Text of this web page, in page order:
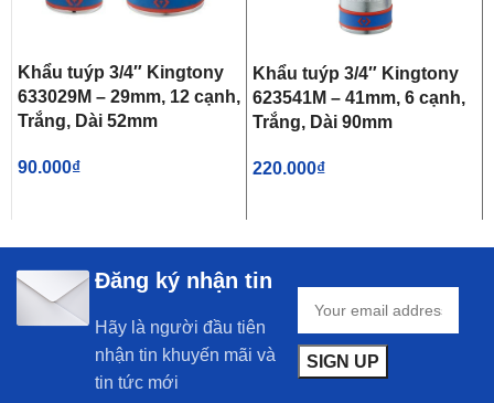
Khẩu tuýp 3/4″ Kingtony
633029M – 29mm, 12 cạnh,
Trắng, Dài 52mm
90.000₫
Khẩu tuýp 3/4″ Kingtony
623541M – 41mm, 6 cạnh,
Trắng, Dài 90mm
220.000₫
Đăng ký nhận tin
Hãy là người đầu tiên
nhận tin khuyến mãi và
tin tức mới